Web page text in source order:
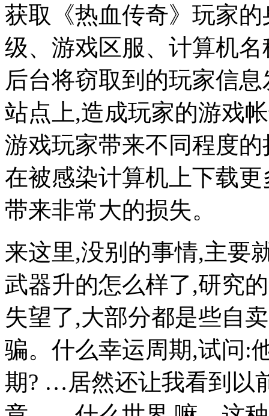
获取《热血传奇》玩家
级、游戏区服、计算机
后台将窃取到的玩家信
站点上,造成玩家的游戏
游戏玩家带来不同程度
在被感染计算机上下载
带来非常大的损失。
来这里,没别的事情,主要
武器升的怎么样了,研究
失望了,大部分都是些自
骗。什么幸运周期,试问:
期? …居然还让我看到以